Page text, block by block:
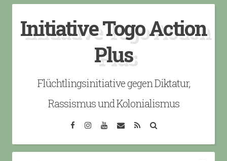
content
Initiative Togo Action
Plus
Flüchtlingsinitiative gegen Diktatur,
Rassismus und Kolonialismus
FacebookInstagramYouTube
EmailRSS